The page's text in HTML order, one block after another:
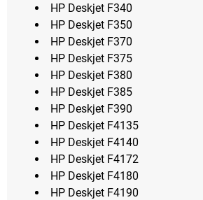
HP Deskjet F340
HP Deskjet F350
HP Deskjet F370
HP Deskjet F375
HP Deskjet F380
HP Deskjet F385
HP Deskjet F390
HP Deskjet F4135
HP Deskjet F4140
HP Deskjet F4172
HP Deskjet F4180
HP Deskjet F4190